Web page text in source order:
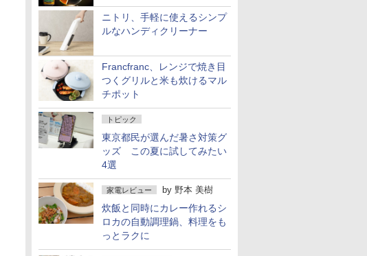
ニトリ、手軽に使えるシンプ
ルなハンディクリーナー
Francfranc、レンジで焼き目
つくグリルと米も炊けるマル
チポット
トピック
東京都民が選んだ暑さ対策グ
ッズ この夏に試してみたい
4選
家電レビュー by 野本 美樹
炊飯と同時にカレー作れるシ
ロカの自動調理鍋、料理をも
っとラクに